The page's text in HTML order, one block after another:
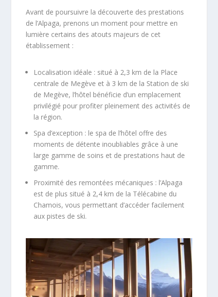
Avant de poursuivre la découverte des prestations
de l’Alpaga, prenons un moment pour mettre en
lumière certains des atouts majeurs de cet
établissement :
Localisation idéale : situé à 2,3 km de la Place
centrale de Megève et à 3 km de la Station de ski
de Megève, l’hôtel bénéficie d’un emplacement
privilégié pour profiter pleinement des activités de
la région.
Spa d’exception : le spa de l’hôtel offre des
moments de détente inoubliables grâce à une
large gamme de soins et de prestations haut de
gamme.
Proximité des remontées mécaniques : l’Alpaga
est de plus situé à 2,4 km de la Télécabine du
Chamois, vous permettant d’accéder facilement
aux pistes de ski.